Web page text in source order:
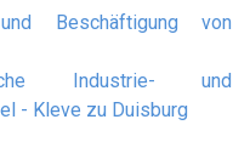
Beschäftigung von
Industrie- und
- Kleve zu Duisburg